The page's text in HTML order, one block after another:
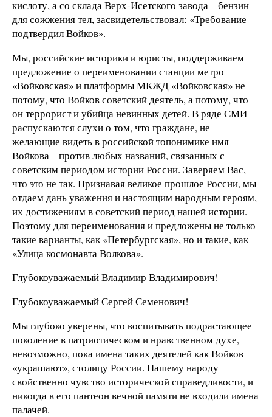
кислоту, а со склада Верх-Исетского завода – бензин
для сожжения тел, засвидетельствовал: «Требование
подтвердил Войков».
Мы, российские историки и юристы, поддерживаем
предложение о переименовании станции метро
«Войковская» и платформы МКЖД «Войковская» не
потому, что Войков советский деятель, а потому, что
он террорист и убийца невинных детей. В ряде СМИ
распускаются слухи о том, что граждане, не
желающие видеть в российской топонимике имя
Войкова – против любых названий, связанных с
советским периодом истории России. Заверяем Вас,
что это не так. Признавая великое прошлое России, мы
отдаем дань уважения и настоящим народным героям,
их достижениям в советский период нашей истории.
Поэтому для переименования и предложены не только
такие варианты, как «Петербургская», но и такие, как
«Улица космонавта Волкова».
Глубокоуважаемый Владимир Владимирович!
Глубокоуважаемый Сергей Семенович!
Мы глубоко уверены, что воспитывать подрастающее
поколение в патриотическом и нравственном духе,
невозможно, пока имена таких деятелей как Войков
«украшают», столицу России. Нашему народу
свойственно чувство исторической справедливости, и
никогда в его пантеон вечной памяти не входили имена
палачей.